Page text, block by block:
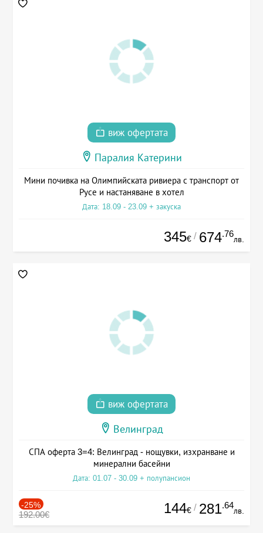
виж офертата
Паралия Катерини
Мини почивка на Олимпийската ривиера с транспорт от
Русе и настаняване в хотел
Дата: 18.09 - 23.09 + закуска
345€ / 674.76
лв.
виж офертата
Велинград
СПА оферта 3=4: Велинград - нощувки, изхранване и
минерални басейни
Дата: 01.07 - 30.09 + полупансион
-25%
192.00€ 144€ / 281.64
лв.